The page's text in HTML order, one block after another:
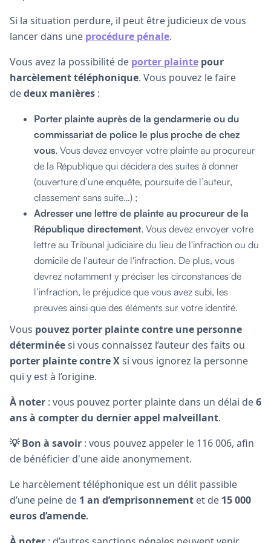
Si la situation perdure, il peut être judicieux de vous
lancer dans une procédure pénale.
Vous avez la possibilité de porter plainte pour
harcèlement téléphonique. Vous pouvez le faire
dedeux manières :
Porter plainte auprès de la gendarmerie ou du
commissariat de police le plus proche de chez
vous. Vous devez envoyer votre plainte au procureur
de la République qui décidera des suites à donner
(ouverture d’une enquête, poursuite de l’auteur,
classement sans suite…) ;
Adresser une lettre de plainte au procureur de la
République directement. Vous devez envoyer votre
lettre au Tribunal judiciaire du lieu de l'infraction ou du
domicile de l'auteur de l'infraction. De plus, vous
devrez notamment y préciser les circonstances de
l’infraction, le préjudice que vous avez subi, les
preuves ainsi que des éléments sur votre identité.
Vous pouvez porter plainte contre une personne
déterminéesi vous connaissez l’auteur des faits ou
porter plainte contre Xsi vous ignorez la personne
qui y est à l’origine.
À noter : vous pouvez porter plainte dans un délai de6
ans à compter du dernier appel malveillant.
💡 Bon à savoir : vous pouvez appeler le 116 006, afin
de bénéficier d'une aide anonymement.
Le harcèlement téléphonique est un délit passible
d’une peine de 1 an d’emprisonnement et de 15 000
euros d’amende.